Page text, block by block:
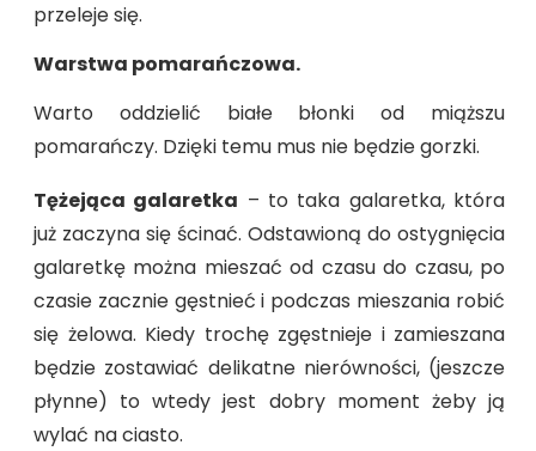
przeleje się.
Warstwa pomarańczowa.
Warto oddzielić białe błonki od miąższu
pomarańczy. Dzięki temu mus nie będzie gorzki.
Tężejąca galaretka – to taka galaretka, która
już zaczyna się ścinać. Odstawioną do ostygnięcia
galaretkę można mieszać od czasu do czasu, po
czasie zacznie gęstnieć i podczas mieszania robić
się żelowa. Kiedy trochę zgęstnieje i zamieszana
będzie zostawiać delikatne nierówności, (jeszcze
płynne) to wtedy jest dobry moment żeby ją
wylać na ciasto.